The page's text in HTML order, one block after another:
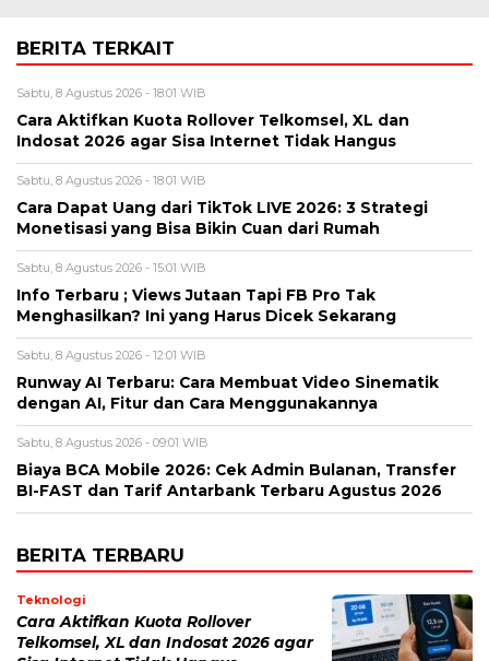
BERITA TERKAIT
Sabtu, 8 Agustus 2026 - 18:01 WIB
Cara Aktifkan Kuota Rollover Telkomsel, XL dan
Indosat 2026 agar Sisa Internet Tidak Hangus
Sabtu, 8 Agustus 2026 - 18:01 WIB
Cara Dapat Uang dari TikTok LIVE 2026: 3 Strategi
Monetisasi yang Bisa Bikin Cuan dari Rumah
Sabtu, 8 Agustus 2026 - 15:01 WIB
Info Terbaru ; Views Jutaan Tapi FB Pro Tak
Menghasilkan? Ini yang Harus Dicek Sekarang
Sabtu, 8 Agustus 2026 - 12:01 WIB
Runway AI Terbaru: Cara Membuat Video Sinematik
dengan AI, Fitur dan Cara Menggunakannya
Sabtu, 8 Agustus 2026 - 09:01 WIB
Biaya BCA Mobile 2026: Cek Admin Bulanan, Transfer
BI-FAST dan Tarif Antarbank Terbaru Agustus 2026
BERITA TERBARU
Teknologi
Cara Aktifkan Kuota Rollover
Telkomsel, XL dan Indosat 2026 agar